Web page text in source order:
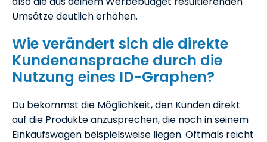
Umsätze deutlich erhöhen.
Wie verändert sich die direkte
Kundenansprache durch die
Nutzung eines ID-Graphen?
Du bekommst die Möglichkeit, den Kunden direkt
auf die Produkte anzusprechen, die noch in seinem
Einkaufswagen beispielsweise liegen. Oftmals reicht